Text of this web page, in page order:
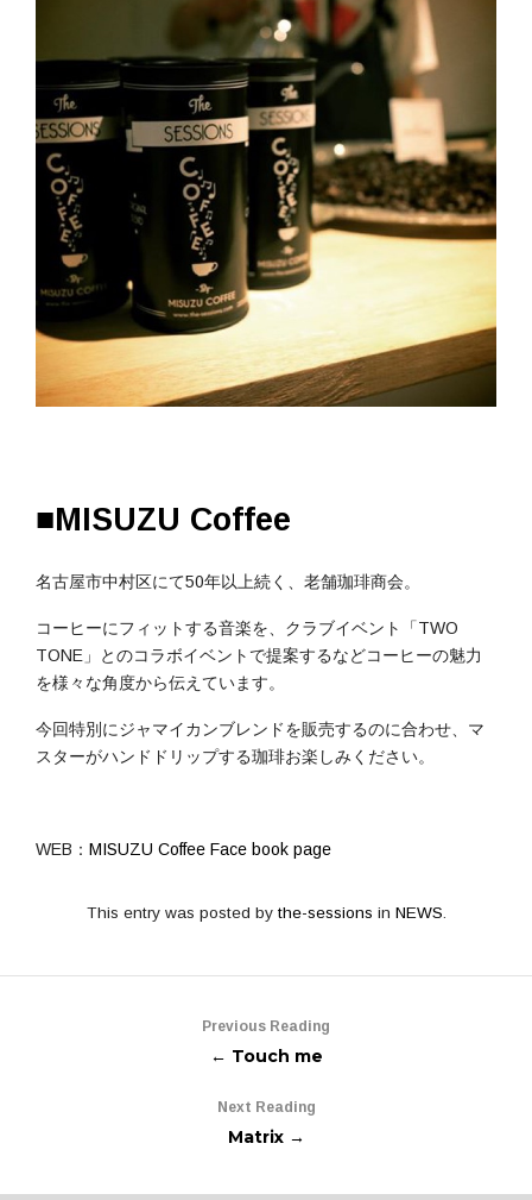
■MISUZU Coffee
名古屋市中村区にて50年以上続く、老舗珈琲商会。
コーヒーにフィットする音楽を、クラブイベント「TWO
TONE」とのコラボイベントで提案するなどコーヒーの魅力
を様々な角度から伝えています。
今回特別にジャマイカンブレンドを販売するのに合わせ、マ
スターがハンドドリップする珈琲お楽しみください。
WEB： MISUZU Coffee Face book page
This entry was posted by the-sessions in NEWS.
Previous Reading
← Touch me
Next Reading
Matrix →